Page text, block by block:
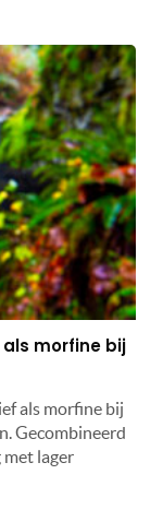
morfine bij
als morfine bij
Gecombineerd
lager